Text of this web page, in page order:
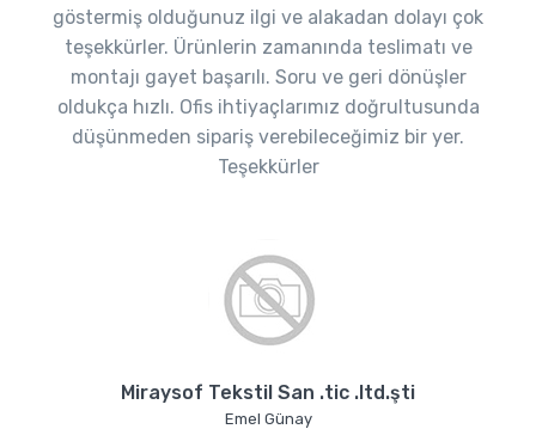
göstermiş olduğunuz ilgi ve alakadan dolayı çok
teşekkürler. Ürünlerin zamanında teslimatı ve
montajı gayet başarılı. Soru ve geri dönüşler
oldukça hızlı. Ofis ihtiyaçlarımız doğrultusunda
düşünmeden sipariş verebileceğimiz bir yer.
Teşekkürler
Miraysof Tekstil San .tic .ltd.şti
Emel Günay